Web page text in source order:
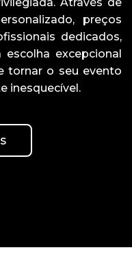
Através de
preços
dedicados,
excepcional
tornar o seu evento
inesquecível.